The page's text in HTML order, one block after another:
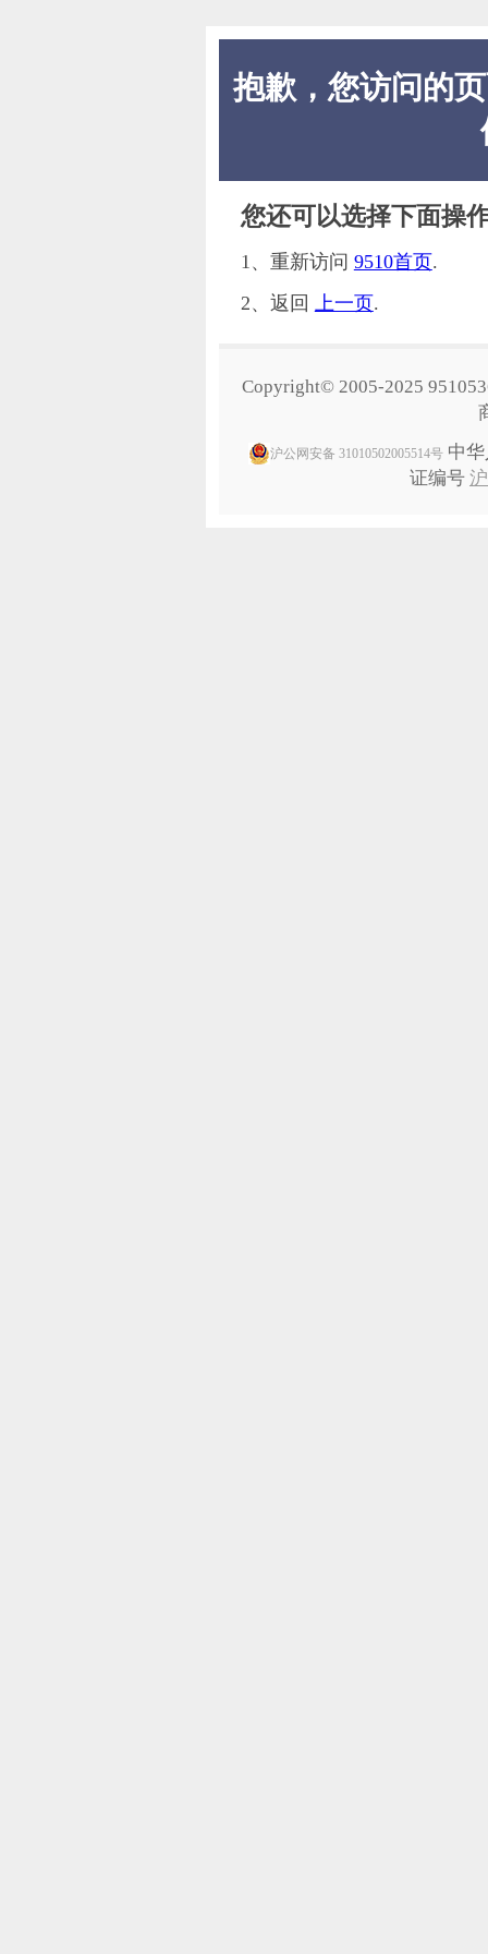
抱歉，您访问的
您还可以选择下面操
1、重新访问 9510首页.
2、返回
上一页.
Copyright© 2005-2025
沪公网安备 31010502005514号 中
证编号